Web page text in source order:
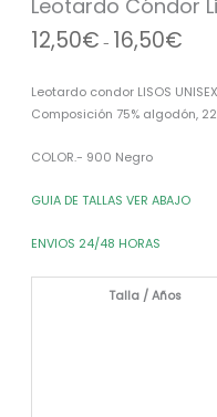
Leotardo Cóndor
12,50€ - 16,50€
hasta
16,50€
Leotardo condor LISOS
Composición 75% algodón,
COLOR.- 900 Negro
GUIA DE TALLAS VER ABAJO
ENVIOS 24/48 HORAS
Talla / Años
900
cantidad